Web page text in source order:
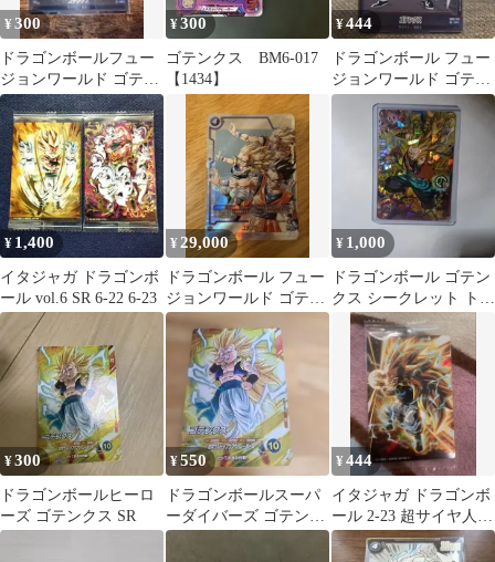
¥300
ドラゴンボールフュー
ジョンワールド ゴテン
クスFB04-033SR
¥300
ゴテンクス BM6-017
【1434】
¥444
ドラゴンボール フュー
ジョンワールド ゴテン
クス SR
¥ 1,400
イタジャガ ドラゴンボ
ール vol.6 SR 6-22 6-23
¥ 29,000
ドラゴンボール フュー
ジョンワールド ゴテン
クス SR
¥ 1,000
ドラゴンボール ゴテン
クス シークレット トレ
ーディングカード
¥300
ドラゴンボールヒーロ
ーズ ゴテンクス SR
¥550
ドラゴンボールスーパ
ーダイバーズ ゴテンク
ス
¥444
イタジャガ ドラゴンボ
ール 2-23 超サイヤ人ゴ
テンクス